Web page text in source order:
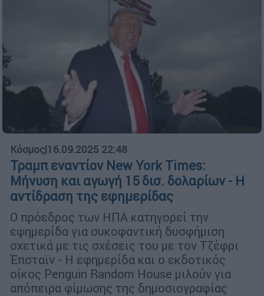
Κόσμος|16.09.2025 22:48
Τραμπ εναντίον New York Times:
Μήνυση και αγωγή 15 δισ. δολαρίων - Η
αντίδραση της εφημερίδας
Ο πρόεδρος των ΗΠΑ κατηγορεί την
εφημερίδα για συκοφαντική δυσφήμιση
σχετικά με τις σχέσεις του με τον Τζέφρι
Έπσταϊν - Η εφημερίδα και ο εκδοτικός
οίκος Penguin Random House μιλούν για
απόπειρα φίμωσης της δημοσιογραφίας